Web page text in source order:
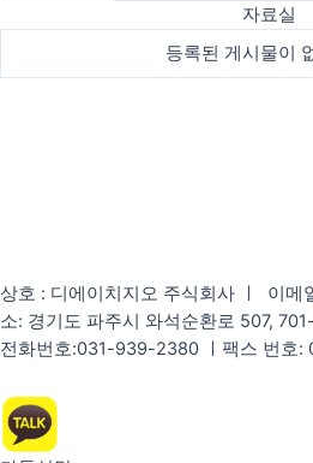
자료실
등록된 게시물이
상호 : 디에이치지오 주식회사 ㅣ 이메
소: 경기도 파주시 와석순환로 507,
전화번호:031-939-2380 ㅣ팩스 번호